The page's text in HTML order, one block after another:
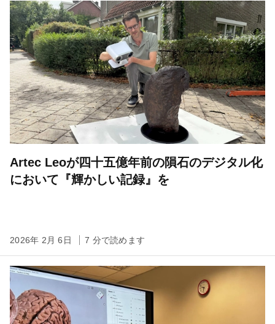
Artec Leoが四十五億年前の隕石のデジタル化
において『輝かしい記録』を
2026年 2月 6日 7 分で読めます